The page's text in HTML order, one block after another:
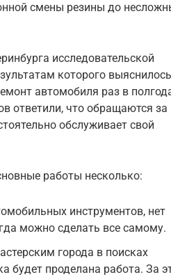
смены резины до
исследовательской
которого
автомобиля раз в
ответили, что обращаются за
обслуживает свой
работы несколько:
инструментов, нет
можно сделать все самому.
города в поисках
будет проделана работа. За